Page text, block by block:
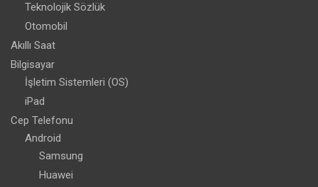
Teknolojik Sözlük
Otomobil
Akıllı Saat
Bilgisayar
İşletim Sistemleri (OS)
iPad
Cep Telefonu
Android
Samsung
Huawei